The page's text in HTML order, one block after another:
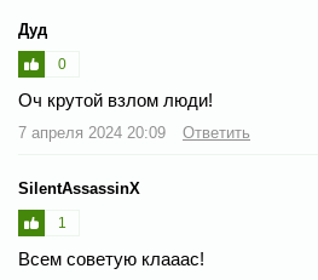
Дуд
0
Оч крутой взлом люди!
7 апреля 2024 20:09 Ответить
SilentAssassinX
1
Всем советую клааас!